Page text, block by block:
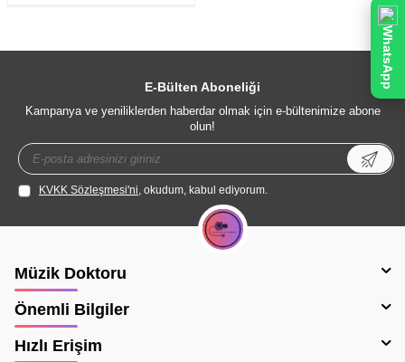
E-Bülten Aboneliği
Kampanya ve yeniliklerden haberdar olmak için e-bültenimize abone
olun!
KVKK Sözleşmesi'ni, okudum, kabul ediyorum.
Müzik Doktoru
Önemli Bilgiler
Hızlı Erişim
WhatsApp